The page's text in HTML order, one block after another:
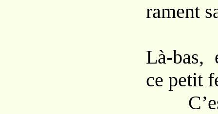
rament
Là-bas,
ce petit